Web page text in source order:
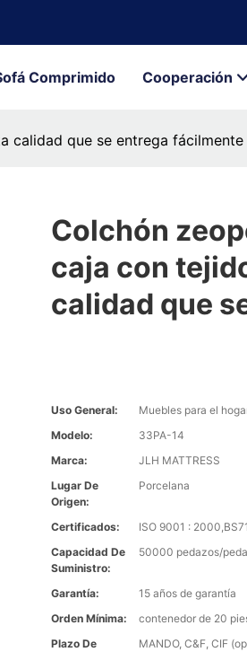
Comprimido Cooperación
calidad que se entrega fácilmente
Colchón
caja con
calidad que
Uso General:
Muebles para el
Modelo:
33PA-14
Marca:
JLH MATTRESS
Lugar De
Origen:
Porcelana
Certificados:
ISO 9001 :
Capacidad De
Suministro:
50000 pedazos/
Garantía:
15 años de garantía
Orden Mínima:
contenedor de 20
Plazo De
MANDO, C&F, CIF